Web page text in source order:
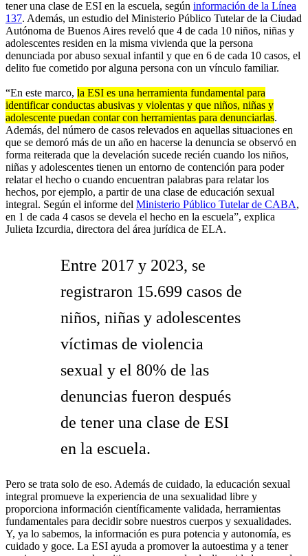
tener una clase de ESI en la escuela, según información de la Línea
137. Además, un estudio del Ministerio Público Tutelar de la Ciudad
Autónoma de Buenos Aires reveló que 4 de cada 10 niños, niñas y
adolescentes residen en la misma vivienda que la persona
denunciada por abuso sexual infantil y que en 6 de cada 10 casos, el
delito fue cometido por alguna persona con un vínculo familiar.
“En este marco, la ESI es una herramienta fundamental para
identificar conductas abusivas y violentas y que niños, niñas y
adolescente puedan contar con herramientas para denunciarlas.
Además, del número de casos relevados en aquellas situaciones en
que se demoró más de un año en hacerse la denuncia se observó en
forma reiterada que la develación sucede recién cuando los niños,
niñas y adolescentes tienen un entorno de contención para poder
relatar el hecho o cuando encuentran palabras para relatar los
hechos, por ejemplo, a partir de una clase de educación sexual
integral. Según el informe del Ministerio Público Tutelar de CABA,
en 1 de cada 4 casos se devela el hecho en la escuela”, explica
Julieta Izcurdia, directora del área jurídica de ELA.
Entre 2017 y 2023, se
registraron 15.699 casos de
niños, niñas y adolescentes
víctimas de violencia
sexual y el 80% de las
denuncias fueron después
de tener una clase de ESI
en la escuela.
Pero se trata solo de eso. Además de cuidado, la educación sexual
integral promueve la experiencia de una sexualidad libre y
proporciona información científicamente validada, herramientas
fundamentales para decidir sobre nuestros cuerpos y sexualidades.
Y, ya lo sabemos, la información es pura potencia y autonomía, es
cuidado y goce. La ESI ayuda a promover la autoestima y a tener